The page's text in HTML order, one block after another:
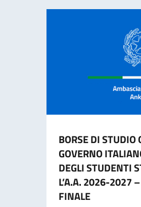
BORSE DI STUDIO
GOVERNO
DEGLI STUDENTI
L’A.A. 2026-2027
FINALE